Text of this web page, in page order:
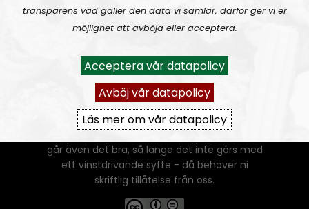
Ansvarig utgivare:Vera Oredsson
Vårdatapolicy
Du får kopiera och sprida vårt material
oförändrat, men uppge oss som källa.
går även det bra, så länge det inte görs med
ett vinstdrivande syfte - då behöver ni
skriftlig tillåtelse från oss.
transparens vad gäller den data vi samlar, därför ger vi er
möjlighet att avböja eller acceptera.
Acceptera vår datapolicy
Avböj vår datapolicy
Läs mer om vår datapolicy